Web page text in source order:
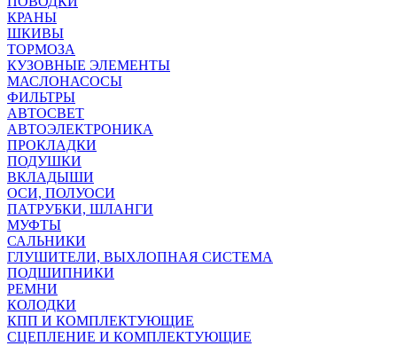
КРАНЫ
ШКИВЫ
ТОРМОЗА
КУЗОВНЫЕ ЭЛЕМЕНТЫ
МАСЛОНАСОСЫ
ФИЛЬТРЫ
АВТОСВЕТ
АВТОЭЛЕКТРОНИКА
ПРОКЛАДКИ
ПОДУШКИ
ВКЛАДЫШИ
ОСИ, ПОЛУОСИ
ПАТРУБКИ, ШЛАНГИ
МУФТЫ
САЛЬНИКИ
ГЛУШИТЕЛИ, ВЫХЛОПНАЯ СИСТЕМА
ПОДШИПНИКИ
РЕМНИ
КОЛОДКИ
КПП И КОМПЛЕКТУЮЩИЕ
СЦЕПЛЕНИЕ И КОМПЛЕКТУЮЩИЕ